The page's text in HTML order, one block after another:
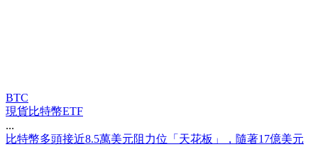
BTC
現貨比特幣ETF
...
比特幣多頭接近8.5萬美元阻 力位 「 天花板 」 ， 隨著1 7億美元